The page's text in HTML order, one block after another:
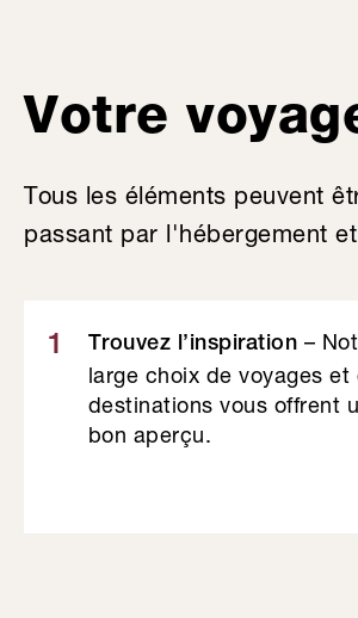
Votre
Tous les éléments peuvent
passant par l'hébergement
1 Trouvez l’inspiration –
large choix de voyages et
destinations vous offrent
bon aperçu.